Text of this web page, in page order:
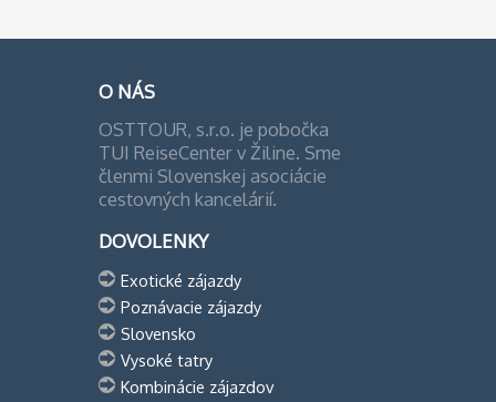
O NÁS
OSTTOUR, s.r.o. je pobočka
TUI ReiseCenter v Žiline. Sme
členmi Slovenskej asociácie
cestovných kancelárií.
DOVOLENKY
Exotické zájazdy
Poznávacie zájazdy
Slovensko
Vysoké tatry
Kombinácie zájazdov